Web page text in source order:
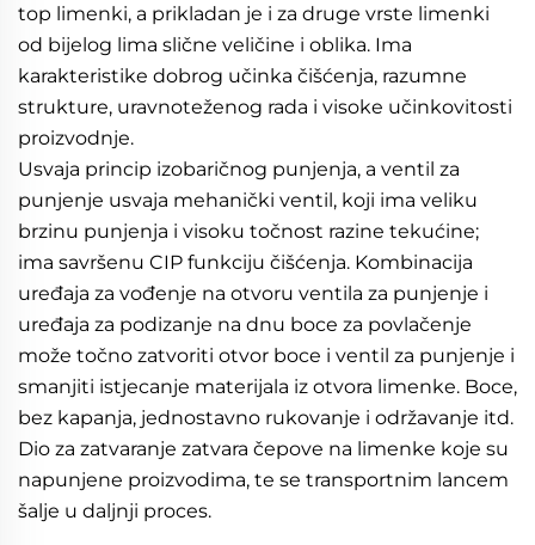
top limenki, a prikladan je i za druge vrste limenki
od bijelog lima slične veličine i oblika. Ima
karakteristike dobrog učinka čišćenja, razumne
strukture, uravnoteženog rada i visoke učinkovitosti
proizvodnje.
Usvaja princip izobaričnog punjenja, a ventil za
punjenje usvaja mehanički ventil, koji ima veliku
brzinu punjenja i visoku točnost razine tekućine;
ima savršenu CIP funkciju čišćenja. Kombinacija
uređaja za vođenje na otvoru ventila za punjenje i
uređaja za podizanje na dnu boce za povlačenje
može točno zatvoriti otvor boce i ventil za punjenje i
smanjiti istjecanje materijala iz otvora limenke. Boce,
Dio za zatvaranje zatvara čepove na limenke koje su
napunjene proizvodima, te se transportnim lancem
šalje u daljnji proces.